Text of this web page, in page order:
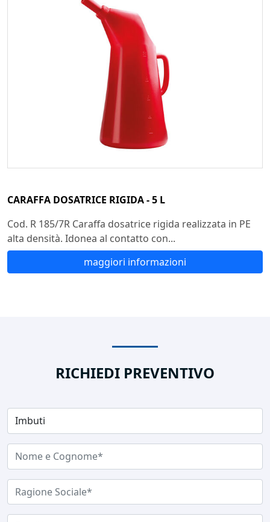
CARAFFA DOSATRICE RIGIDA - 5 L
Cod. R 185/7R Caraffa dosatrice rigida realizzata in PE
alta densità. Idonea al contatto con...
maggiori informazioni
RICHIEDI PREVENTIVO